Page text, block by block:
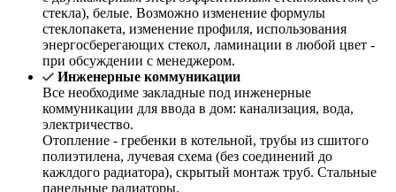
стекла), белые. Возможно изменение формулы
стеклопакета, изменение профиля, использования
энергосберегающих стекол, ламинации в любой цвет -
при обсуждении с менеджером.
Инженерные коммуникации
Все необходиме закладные под инженерные
коммуникации для ввода в дом: канализация, вода,
электричество.
Отопление - гребенки в котельной, трубы из сшитого
полиэтилена, лучевая схема (без соединений до
кажлдого радиатора), скрытый монтаж труб. Стальные
панельные радиаторы.